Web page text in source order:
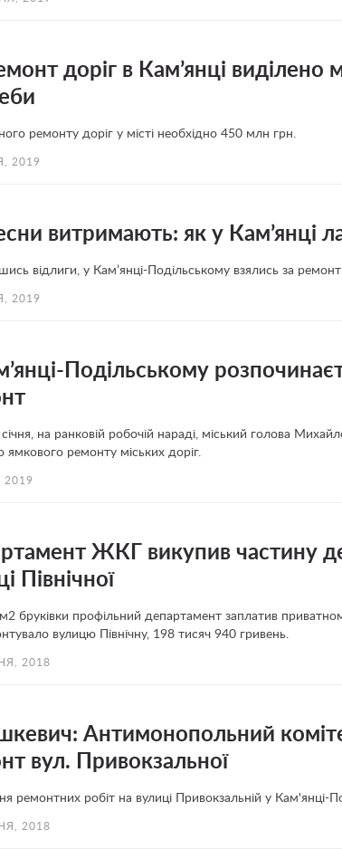
доріг в Кам’янці виділено
ремонту доріг у місті необхідно 450 млн грн.
2019
витримають: як у Кам’янці
відлиги, у Кам’янці-Подільському взялись за ремонт
2019
Подільському
на ранковій робочій нараді, міський голова
ямкового ремонту міських доріг.
2019
ЖКГ викупив частину
Північної
бруківки профільний департамент заплатив
вулицю Північну, 198 тисяч 940 гривень.
2018
Антимонопольний
вул. Привокзальної
ремонтних робіт на вулиці Привокзальній у Кам'янці-
2018